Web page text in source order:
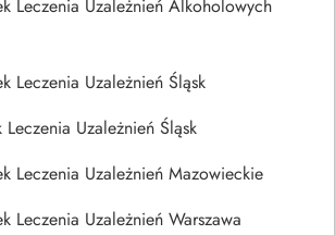
Leczenia Uzależnień Alkoholowych
Leczenia Uzależnień Śląsk
Uzależnień Śląsk
Leczenia Uzależnień Mazowieckie
Leczenia Uzależnień Warszawa